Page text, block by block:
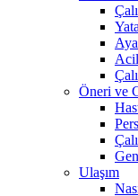
Öneri ve
Ulaşım